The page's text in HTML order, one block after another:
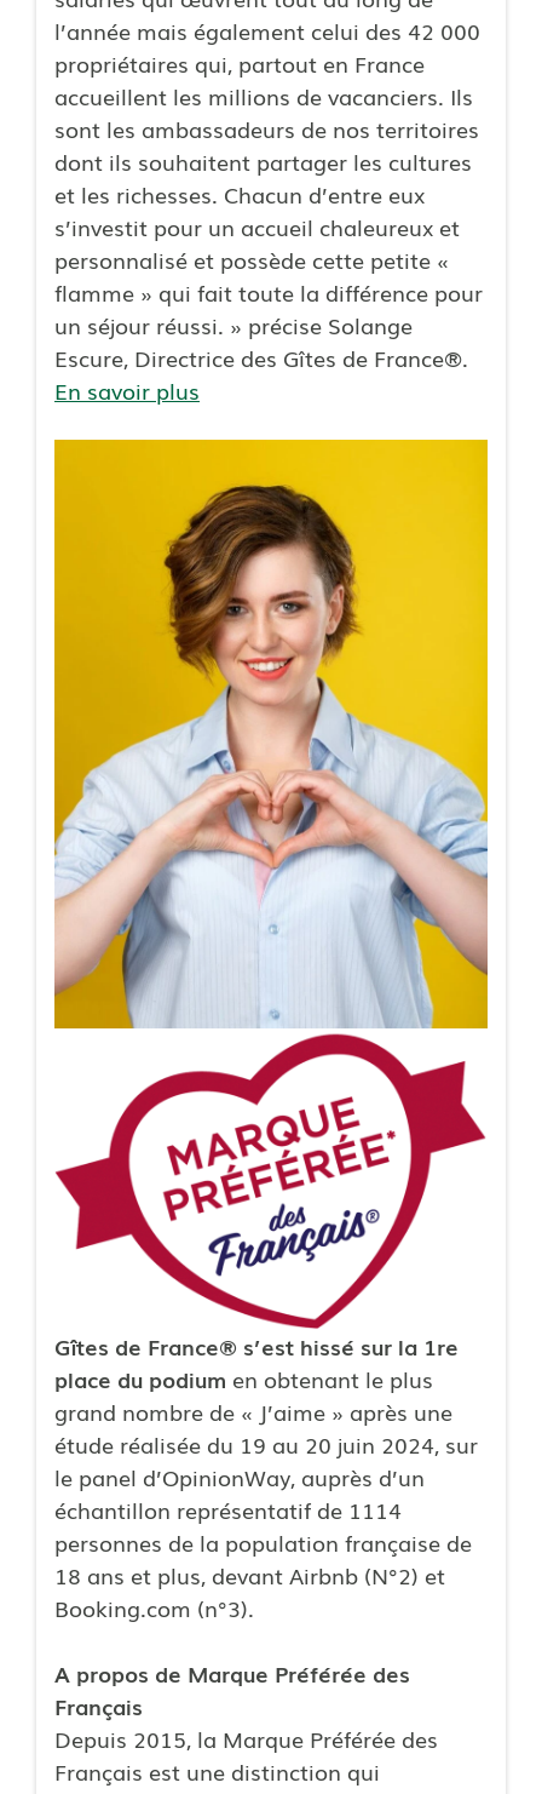
l’année mais également celui des 42 000
propriétaires qui, partout en France
accueillent les millions de vacanciers. Ils
sont les ambassadeurs de nos territoires
dont ils souhaitent partager les cultures
et les richesses. Chacun d’entre eux
s’investit pour un accueil chaleureux et
personnalisé et possède cette petite «
flamme » qui fait toute la différence pour
un séjour réussi. » précise Solange
Escure, Directrice des Gîtes de France®.
En savoir plus
Gîtes de France® s’est hissé sur la 1re
place du podium en obtenant le plus
grand nombre de « J’aime » après une
étude réalisée du 19 au 20 juin 2024, sur
le panel d’OpinionWay, auprès d’un
échantillon représentatif de 1114
personnes de la population française de
18 ans et plus, devant Airbnb (N°2) et
Booking.com (n°3).
A propos de Marque Préférée des
Français
Depuis 2015, la Marque Préférée des
Français est une distinction qui